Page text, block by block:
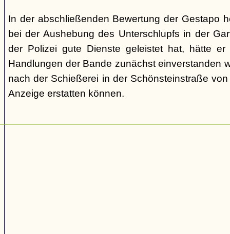
In der abschließenden Bewertung der Gestapo
bei der Aushebung des Unterschlupfs in der
der Polizei gute Dienste geleistet hat, hätte
Handlungen der Bande zunächst einverstanden
nach der Schießerei in der Schönsteinstraße
Anzeige erstatten können.